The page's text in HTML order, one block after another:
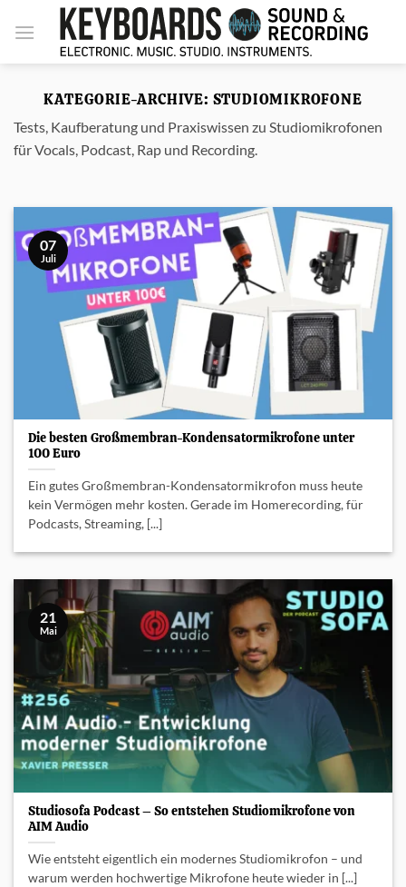
Inhalt
KATEGORIE-ARCHIVE: STUDIOMIKROFONE
Tests, Kaufberatung und Praxiswissen zu Studiomikrofonen
für Vocals, Podcast, Rap und Recording.
Die besten Großmembran-Kondensatormikrofone unter
100 Euro
Ein gutes Großmembran-Kondensatormikrofon muss heute
kein Vermögen mehr kosten. Gerade im Homerecording, für
Podcasts, Streaming, [...]
07
Juli
Studiosofa Podcast – So entstehen Studiomikrofone von
AIM Audio
Wie entsteht eigentlich ein modernes Studiomikrofon – und
warum werden hochwertige Mikrofone heute wieder in [...]
21
Mai